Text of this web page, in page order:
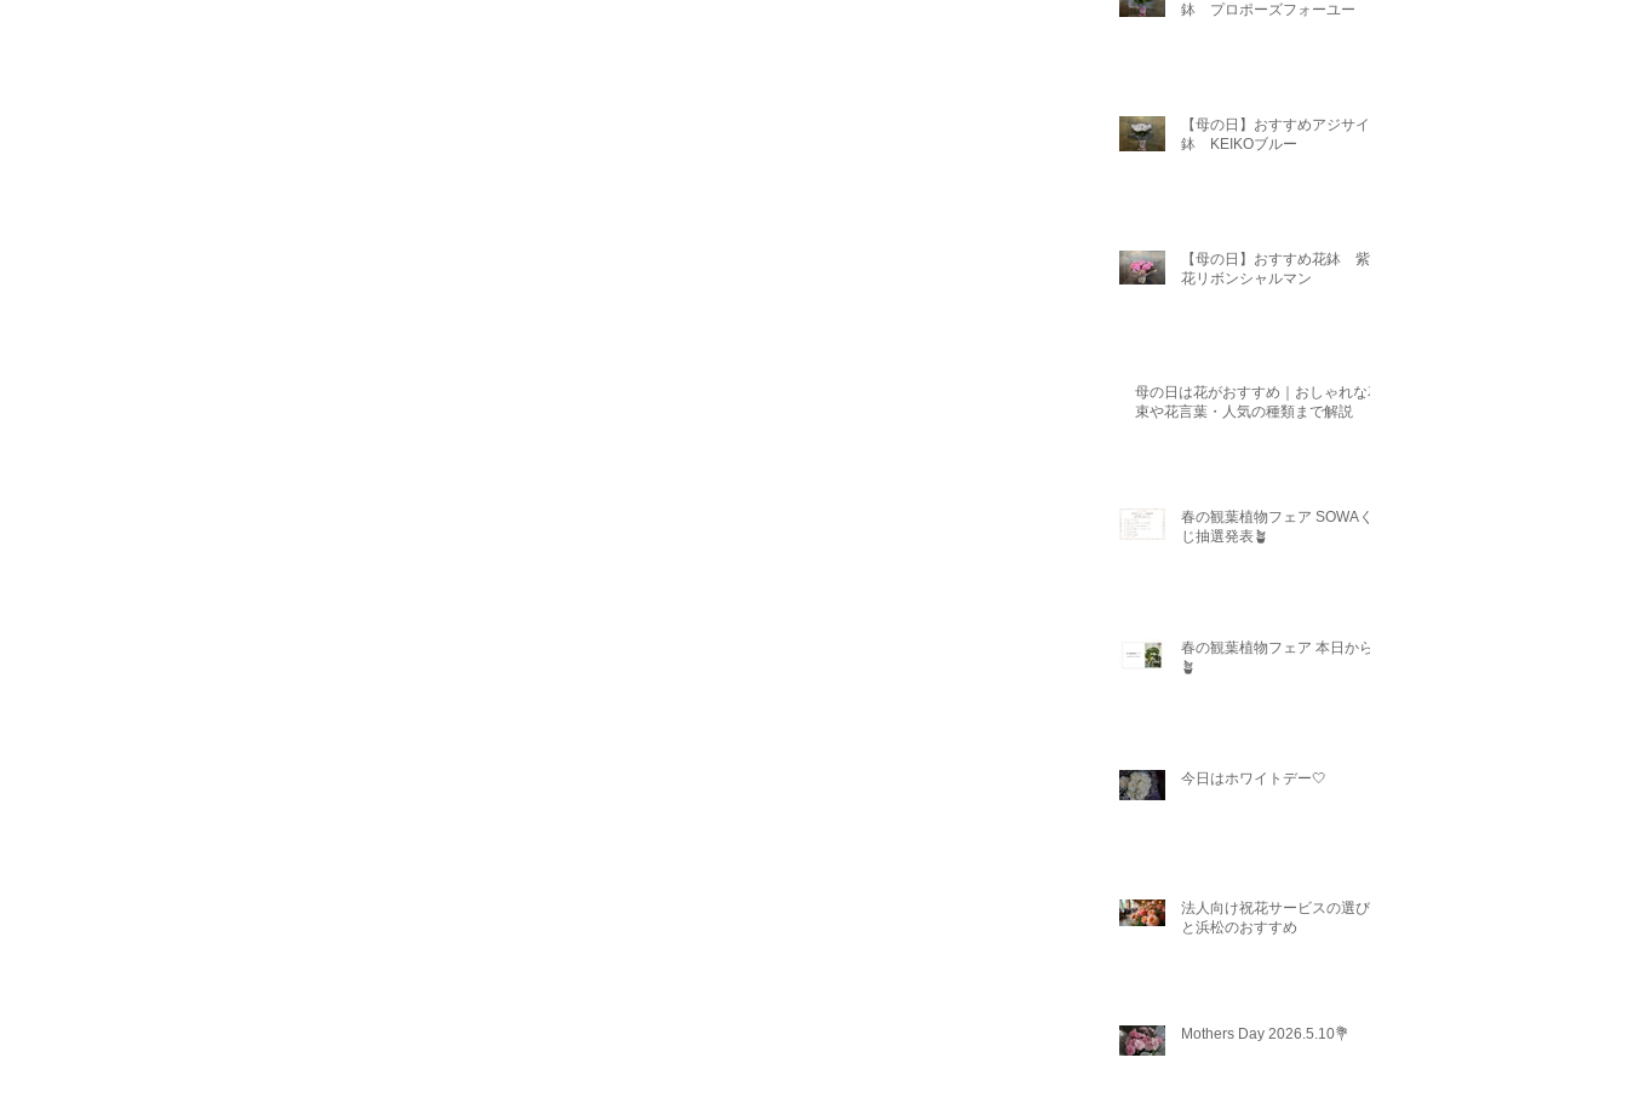
鉢 プロポーズフォーユー
【母の日】おすすめアジサイ
鉢 KEIKOブルー
【母の日】おすすめ花鉢 紫陽
花リボンシャルマン
母の日は花がおすすめ｜おしゃれな花
束や花言葉・人気の種類まで解説
春の観葉植物フェア SOWAく
じ抽選発表🪴
春の観葉植物フェア 本日から
🪴
今日はホワイトデー🤍
法人向け祝花サービスの選び方
と浜松のおすすめ
Mothers Day 2026.5.10💐